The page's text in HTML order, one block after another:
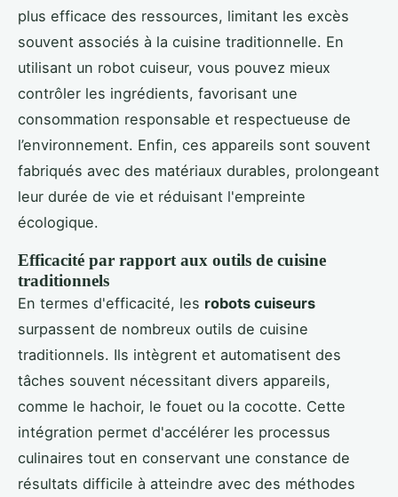
plus efficace des ressources, limitant les excès
souvent associés à la cuisine traditionnelle. En
utilisant un robot cuiseur, vous pouvez mieux
contrôler les ingrédients, favorisant une
consommation responsable et respectueuse de
l’environnement. Enfin, ces appareils sont souvent
fabriqués avec des matériaux durables, prolongeant
leur durée de vie et réduisant l'empreinte
écologique.
Efficacité par rapport aux outils de cuisine
traditionnels
En termes d'efficacité, les robots cuiseurs
surpassent de nombreux outils de cuisine
traditionnels. Ils intègrent et automatisent des
tâches souvent nécessitant divers appareils,
comme le hachoir, le fouet ou la cocotte. Cette
intégration permet d'accélérer les processus
culinaires tout en conservant une constance de
résultats difficile à atteindre avec des méthodes